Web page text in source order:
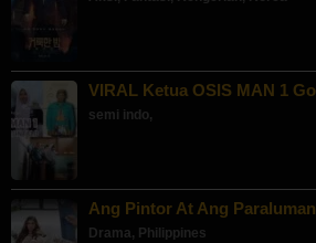
VIRAL Ketua OSIS MAN 1
semi indo,
Ang Pintor At Ang Paraluman
Drama, Philippines